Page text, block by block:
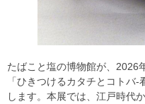
たばこと塩の博物館が、2026
「ひきつけるカタチとコトバ
します。本展では、江戸時代